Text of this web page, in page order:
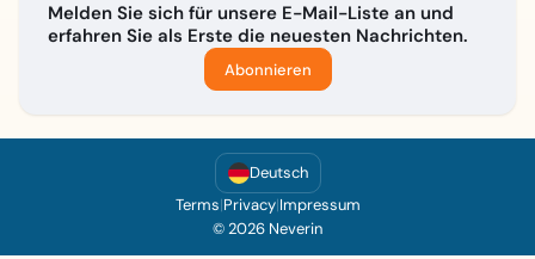
Melden Sie sich für unsere E-Mail-Liste an und
erfahren Sie als Erste die neuesten Nachrichten.
Abonnieren
Deutsch
Terms|Privacy|Impressum
© 2026 Neverin